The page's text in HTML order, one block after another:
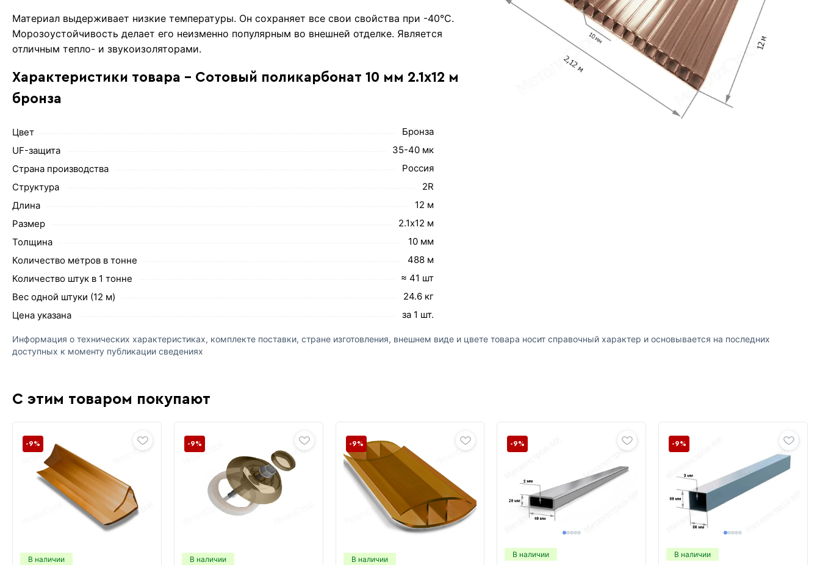
Материал выдерживает низкие температуры. Он сохраняет все свои свойства при -40°С.
Морозоустойчивость делает его неизменно популярным во внешней отделке. Является
отличным тепло- и звукоизоляторами.
Характеристики товара - Сотовый поликарбонат 10 мм 2.1х12 м
бронза
Цвет
Бронза
UF-защита
35-40 мк
Страна производства
Россия
Структура
2R
Длина
12 м
Размер
2.1х12 м
Толщина
10 мм
Количество метров в тонне
488 м
Количество штук в 1 тонне
≈ 41 шт
Вес одной штуки (12 м)
24.6 кг
Цена указана
за 1 шт.
Информация о технических характеристиках, комплекте поставки, стране изготовления, внешнем виде и цвете товара носит справочный характер и основывается на последних
доступных к моменту публикации сведениях
С этим товаром покупают
В наличии
-9%
В наличии
-9%
В наличии
-9%
В наличии
-9%
В наличии
-9%